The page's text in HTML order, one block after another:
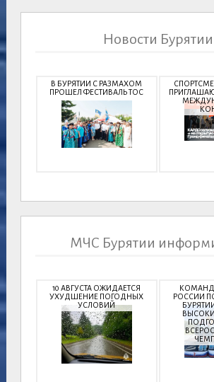
Новости Бурятии
В БУРЯТИИ С РАЗМАХОМ
ПРОШЕЛ ФЕСТИВАЛЬ ТОС
МЧС Бурятии
10 АВГУСТА ОЖИДАЕТСЯ
УХУДШЕНИЕ ПОГОДНЫХ
УСЛОВИЙ
РОССИИ